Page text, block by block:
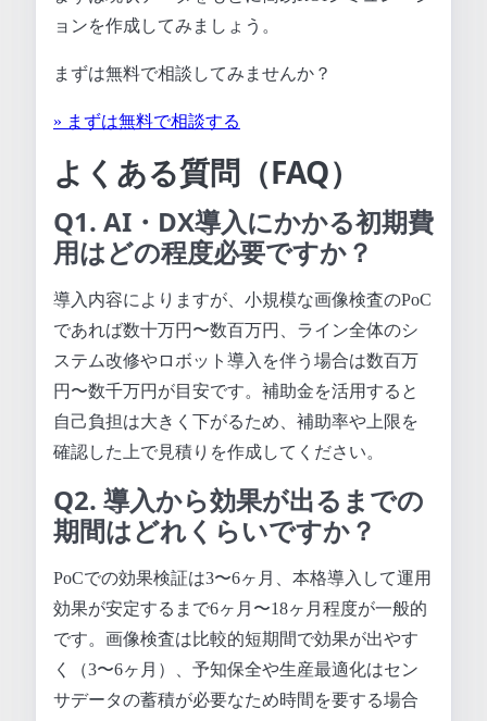
ョンを作成してみましょう。
まずは無料で相談してみませんか？
» まずは無料で相談する
よくある質問（FAQ）
Q1. AI・DX導入にかかる初期費
用はどの程度必要ですか？
導入内容によりますが、小規模な画像検査のPoC
であれば数十万円〜数百万円、ライン全体のシ
ステム改修やロボット導入を伴う場合は数百万
円〜数千万円が目安です。補助金を活用すると
自己負担は大きく下がるため、補助率や上限を
確認した上で見積りを作成してください。
Q2. 導入から効果が出るまでの
期間はどれくらいですか？
PoCでの効果検証は3〜6ヶ月、本格導入して運用
効果が安定するまで6ヶ月〜18ヶ月程度が一般的
です。画像検査は比較的短期間で効果が出やす
く（3〜6ヶ月）、予知保全や生産最適化はセン
サデータの蓄積が必要なため時間を要する場合